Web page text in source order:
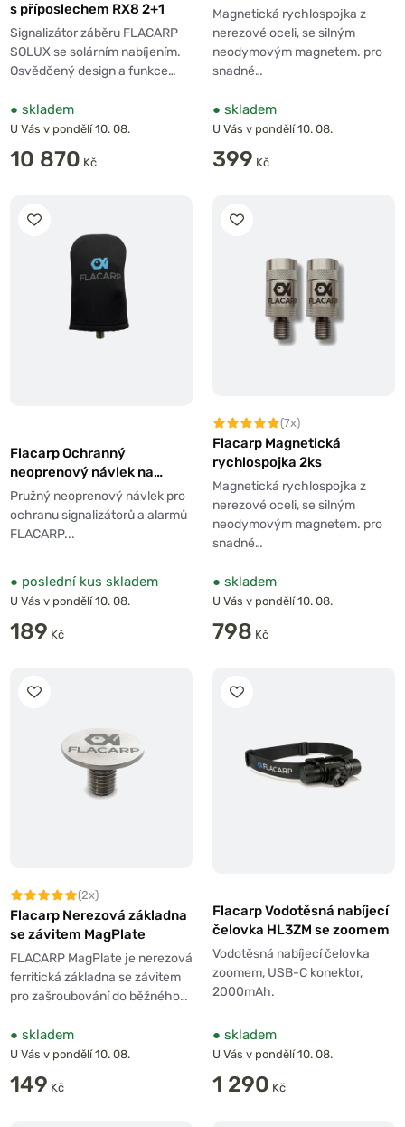
s příposlechem RX8 2+1
Signalizátor záběru FLACARP
SOLUX se solárním nabíjením.
Osvědčený design a funkce…
● skladem
U Vás v pondělí 10. 08.
10 870 Kč
Magnetická rychlospojka z
nerezové oceli, se silným
neodymovým magnetem. pro
snadné…
● skladem
U Vás v pondělí 10. 08.
399 Kč
Flacarp Ochranný
neoprenový návlek na
signalizátor
Pružný neoprenový návlek pro
ochranu signalizátorů a alarmů
FLACARP...
● poslední kus skladem
U Vás v pondělí 10. 08.
189 Kč
(7x)
Flacarp Magnetická
rychlospojka 2ks
Magnetická rychlospojka z
nerezové oceli, se silným
neodymovým magnetem. pro
snadné…
● skladem
U Vás v pondělí 10. 08.
798 Kč
(2x)
Flacarp Nerezová základna
se závitem MagPlate
FLACARP MagPlate je nerezová
ferritická základna se závitem
pro zašroubování do běžného…
● skladem
U Vás v pondělí 10. 08.
149 Kč
Flacarp Vodotěsná nabíjecí
čelovka HL3ZM se zoomem
Vodotěsná nabíjecí čelovka
zoomem, USB-C konektor,
2000mAh.
● skladem
U Vás v pondělí 10. 08.
1 290 Kč